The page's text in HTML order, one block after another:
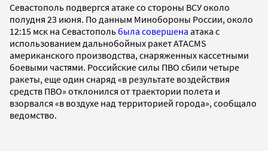
Севастополь подвергся атаке со стороны ВСУ около
полудня 23 июня. По данным Минобороны России, около
12:15 мск на Севастопольбыла совершена атака с
использованием дальнобойных ракет ATACMS
американского производства, снаряженных кассетными
боевыми частями. Российские силы ПВО сбили четыре
ракеты, еще один снаряд «в результате воздействия
средств ПВО» отклонился от траектории полета и
взорвался «в воздухе над территорией города», сообщало
ведомство.